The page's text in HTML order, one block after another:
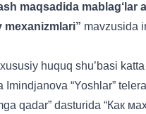
maqsadida mablag‘lar
mexanizmlari” mavzusida
huquq shu’basi
Imindjanova “Yoshlar”
qadar” dasturida “Как